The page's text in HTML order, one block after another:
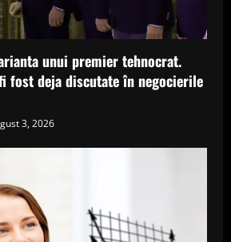
unui premier tehnocrat.
fost deja discutate în negocierile
3, 2026